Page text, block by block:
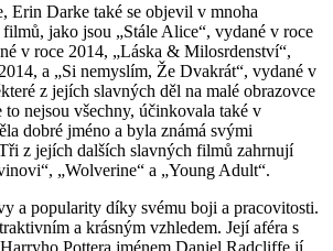
Erin Darke také se objevil v mnoha
jako jsou „Stále Alice“, vydané v roce
v roce 2014, „Láska & Milosrdenství“,
a „Si nemyslím, Že Dvakrát“, vydané v
z jejích slavných děl na malé obrazovce
to nejsou všechny, účinkovala také v
dobré jméno a byla známá svými
z jejích dalších slavných filmů zahrnují
„Wolverine“ a „Young Adult“.
a popularity díky svému boji a pracovitosti.
a krásným vzhledem. Její aféra s
Pottera jménem Daniel Radcliffe jí